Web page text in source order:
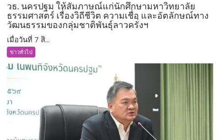
วธ. นครปฐม ให้สัมภาษณ์แก่นักศึกษามหาวิทยาลัย
ธรรมศาสตร์ เรื่องวิถีชีวิต ความเชื่อ และอัตลักษณ์ทาง
วัฒนธรรมของกลุ่มชาติพันธุ์ลาวครั่งฯ
เมื่อวันที่ 7 สิ...
ข่าวทั่วไป